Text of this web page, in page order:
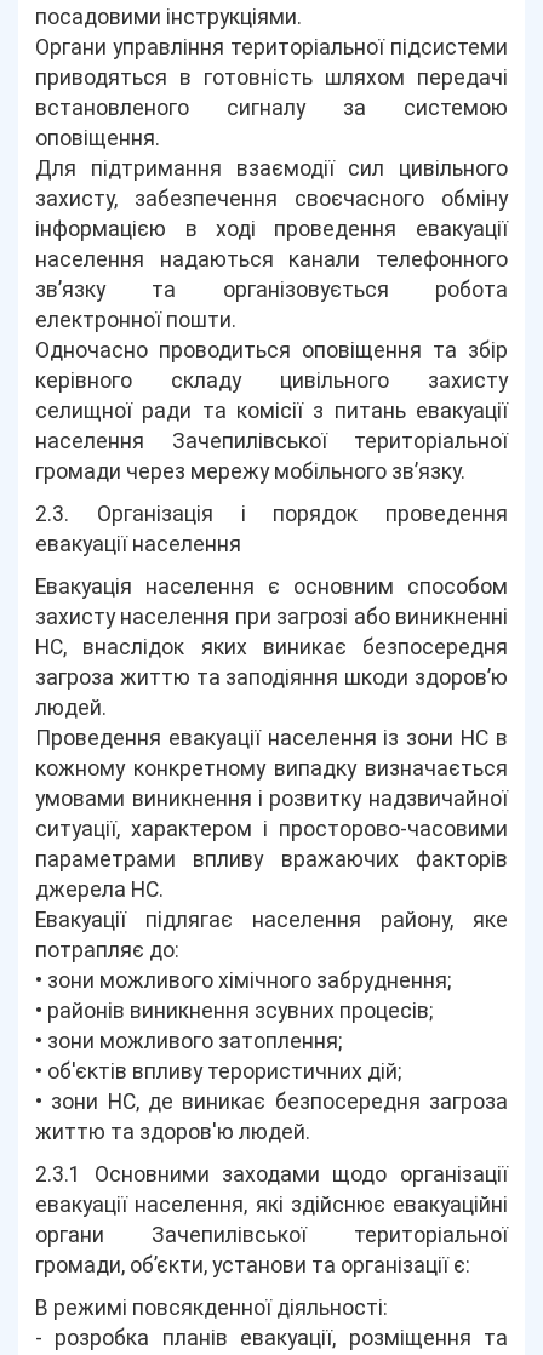
посадовими інструкціями.
Органи управління територіальної підсистеми
приводяться в готовність шляхом передачі
встановленого сигналу за системою
оповіщення.
Для підтримання взаємодії сил цивільного
захисту, забезпечення своєчасного обміну
інформацією в ході проведення евакуації
населення надаються канали телефонного
зв’язку та організовується робота
електронної пошти.
Одночасно проводиться оповіщення та збір
керівного складу цивільного захисту
селищної ради та комісії з питань евакуації
населення Зачепилівської територіальної
громади через мережу мобільного зв’язку.
2.3. Організація і порядок проведення
евакуації населення
Евакуація населення є основним способом
захисту населення при загрозі або виникненні
НС, внаслідок яких виникає безпосередня
загроза життю та заподіяння шкоди здоров’ю
людей.
Проведення евакуації населення із зони НС в
кожному конкретному випадку визначається
умовами виникнення і розвитку надзвичайної
ситуації, характером і просторово-часовими
параметрами впливу вражаючих факторів
джерела НС.
Евакуації підлягає населення району, яке
потрапляє до:
• зони можливого хімічного забруднення;
• районів виникнення зсувних процесів;
• зони можливого затоплення;
• об'єктів впливу терористичних дій;
• зони НС, де виникає безпосередня загроза
життю та здоров'ю людей.
2.3.1 Основними заходами щодо організації
евакуації населення, які здійснює евакуаційні
органи Зачепилівської територіальної
громади, об’єкти, установи та організації є:
В режимі повсякденної діяльності:
- розробка планів евакуації, розміщення та